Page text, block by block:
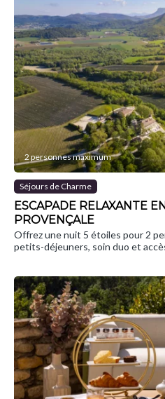
2 personnes maximum
Séjours de Charme
ESCAPADE RELAXANTE
PROVENÇALE
Offrez une nuit 5 étoiles pour 2
petits-déjeuners, soin duo et